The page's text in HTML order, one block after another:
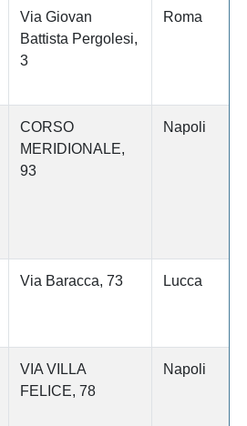
Via Giovan
Battista Pergolesi,
3
Roma
CORSO
MERIDIONALE,
93
Napoli
Via Baracca, 73 Lucca
VIA VILLA
FELICE, 78
Napoli